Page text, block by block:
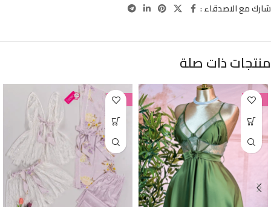
شارك مع الاصدقاء :
منتجات ذات صلة
-38%
-38%